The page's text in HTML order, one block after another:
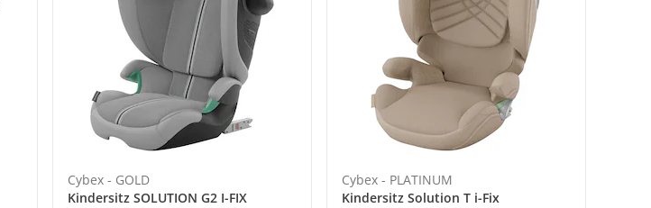
Cybex - GOLD
Kindersitz SOLUTION G2 I-FIX
Cybex - PLATINUM
Kindersitz Solution T i-Fix